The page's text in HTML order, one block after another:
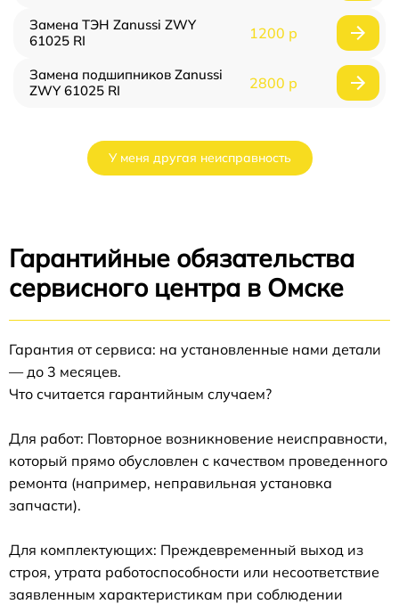
Замена ТЭН Zanussi ZWY
61025 RI
1200 р
Замена подшипников Zanussi
ZWY 61025 RI
2800 р
У меня другая неисправность
Гарантийные обязательства
сервисного центра в Омске
Гарантия от сервиса: на установленные нами детали
— до 3 месяцев.
Что считается гарантийным случаем?
Для работ: Повторное возникновение неисправности,
который прямо обусловлен с качеством проведенного
ремонта (например, неправильная установка
запчасти).
Для комплектующих: Преждевременный выход из
строя, утрата работоспособности или несоответствие
заявленным характеристикам при соблюдении